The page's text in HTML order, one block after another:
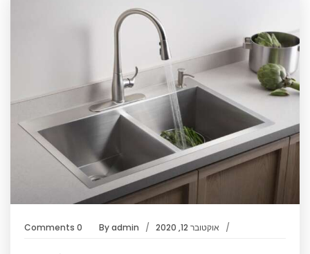
אוקטובר 12, 2020 Byadmin
0 Comments